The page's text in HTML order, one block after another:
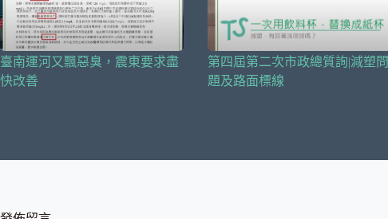
臺南運河又飄惡臭，震東要求盡
快改善
第四屆第二次市政總質詢|減塑問
題及路面標線